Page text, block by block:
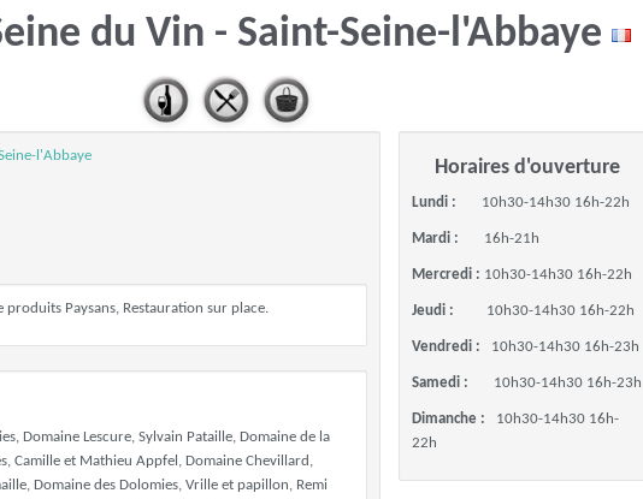
du Vin - Saint-Seine-l'Abbaye
l'Abbaye
produits Paysans, Restauration sur place.
Domaine Lescure, Sylvain Pataille, Domaine de la
Camille et Mathieu Appfel, Domaine Chevillard,
Domaine des Dolomies, Vrille et papillon, Remi
Horaires d'ouverture
Lundi : 10h30-14h30 16h-22h
Mardi : 16h-21h
Mercredi : 10h30-14h30 16h-22h
Jeudi : 10h30-14h30 16h-22h
Vendredi : 10h30-14h30 16h-23h
Samedi : 10h30-14h30 16h-23h
Dimanche :
10h30-14h30 16h-
22h